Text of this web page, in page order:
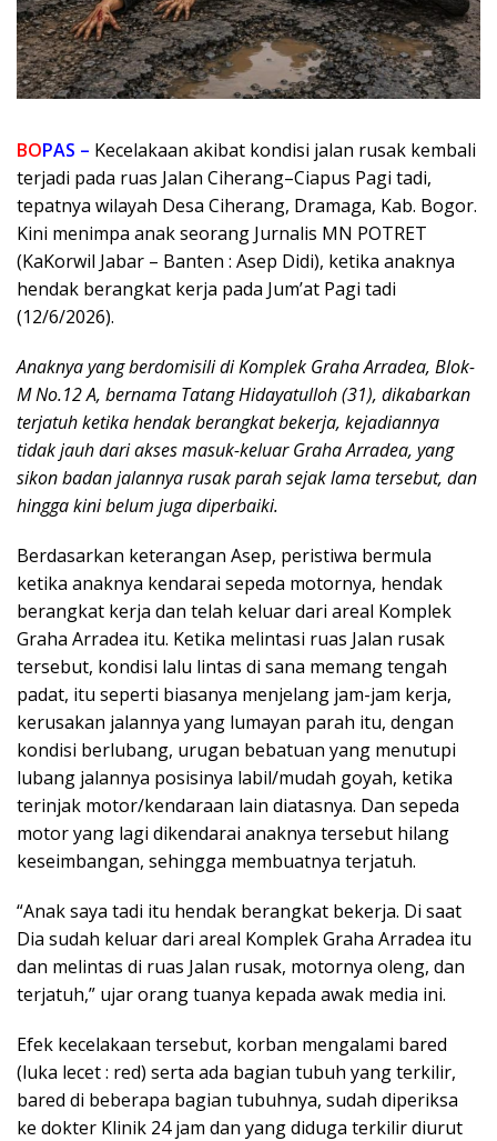
BOPAS – Kecelakaan akibat kondisi jalan rusak kembali
terjadi pada ruas Jalan Ciherang–Ciapus Pagi tadi,
tepatnya wilayah Desa Ciherang, Dramaga, Kab. Bogor.
Kini menimpa anak seorang Jurnalis MN POTRET
(KaKorwil Jabar – Banten : Asep Didi), ketika anaknya
hendak berangkat kerja pada Jum’at Pagi tadi
(12/6/2026).
Anaknya yang berdomisili di Komplek Graha Arradea, Blok-
M No.12 A, bernama Tatang Hidayatulloh (31), dikabarkan
terjatuh ketika hendak berangkat bekerja, kejadiannya
tidak jauh dari akses masuk-keluar Graha Arradea, yang
sikon badan jalannya rusak parah sejak lama tersebut, dan
hingga kini belum juga diperbaiki.
Berdasarkan keterangan Asep, peristiwa bermula
ketika anaknya kendarai sepeda motornya, hendak
berangkat kerja dan telah keluar dari areal Komplek
Graha Arradea itu. Ketika melintasi ruas Jalan rusak
tersebut, kondisi lalu lintas di sana memang tengah
padat, itu seperti biasanya menjelang jam-jam kerja,
kerusakan jalannya yang lumayan parah itu, dengan
kondisi berlubang, urugan bebatuan yang menutupi
lubang jalannya posisinya labil/mudah goyah, ketika
terinjak motor/kendaraan lain diatasnya. Dan sepeda
motor yang lagi dikendarai anaknya tersebut hilang
keseimbangan, sehingga membuatnya terjatuh.
“Anak saya tadi itu hendak berangkat bekerja. Di saat
Dia sudah keluar dari areal Komplek Graha Arradea itu
dan melintas di ruas Jalan rusak, motornya oleng, dan
terjatuh,” ujar orang tuanya kepada awak media ini.
Efek kecelakaan tersebut, korban mengalami bared
(luka lecet : red) serta ada bagian tubuh yang terkilir,
bared di beberapa bagian tubuhnya, sudah diperiksa
ke dokter Klinik 24 jam dan yang diduga terkilir diurut